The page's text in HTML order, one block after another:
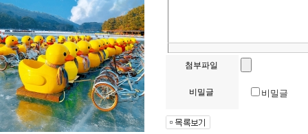
첨부파일
비밀글 비밀글